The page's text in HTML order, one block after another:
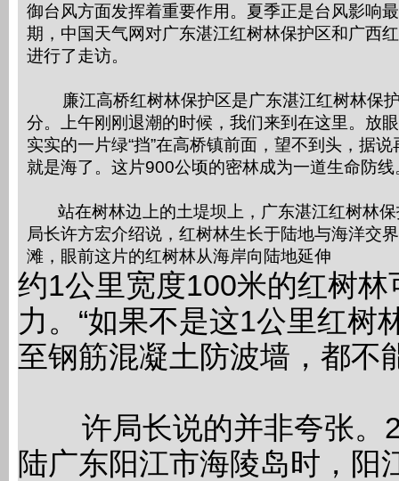
御台风方面发挥着重要作用。夏季正是台风影响
期，中国天气网对广东湛江红树林保护区和广西
进行了走访。
廉江高桥红树林保护区是广东湛江红树林保
分。上午刚刚退潮的时候，我们来到在这里。放
实实的一片绿“挡”在高桥镇前面，望不到头，据
就是海了。这片900公顷的密林成为一道生命防线
站在树林边上的土堤坝上，广东湛江红树林保
局长许方宏介绍说，红树林生长于陆地与海洋交
滩，眼前这片的红树林从海岸向陆地延伸
约1公里宽度100米的红树
力。“如果不是这1公里红树
至钢筋混凝土防波墙，都不
许局长说的并非夸张。
陆广东阳江市海陵岛时，阳